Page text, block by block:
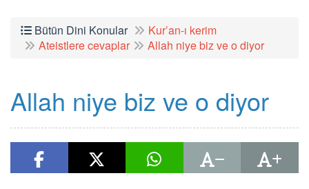
Bütün Dini Konular
Kur’an-ı kerim
Ateistlere cevaplar
Allah niye biz ve o diyor
Allah niye biz ve o diyor